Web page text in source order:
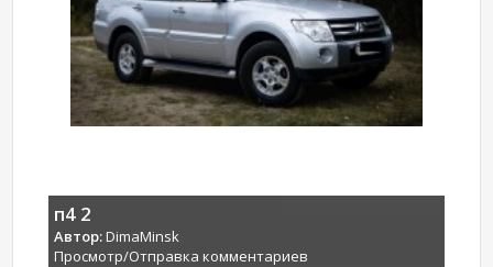
п4 2
Автор:DimaMinsk
Просмотр/Отправка комментариев